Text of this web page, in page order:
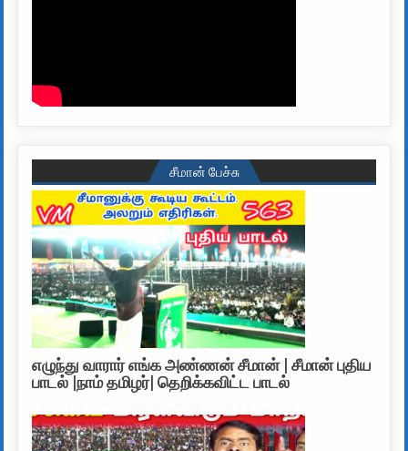
சீமான் பேச்சு
எழுந்து வாரார் எங்க அண்ணன் சீமான் | சீமான் புதிய
பாடல் |நாம் தமிழர்| தெறிக்கவிட்ட பாடல்